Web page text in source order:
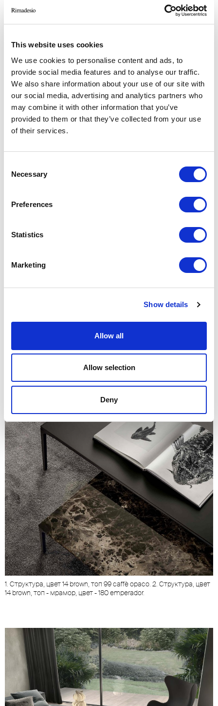
This website uses cookies
We use cookies to personalise content and ads, to
provide social media features and to analyse our traffic.
We also share information about your use of our site with
our social media, advertising and analytics partners who
may combine it with other information that you’ve
provided to them or that they’ve collected from your use
of their services.
Selection
Necessary
Preferences
Statistics
Marketing
Show details
Allow all
Allow selection
Deny
1. Структура, цвет 69 palladio, топ - мрамор, цвет - 28 calacatta. 2.
Структура, цвет 69 palladio, топ 15 noce.
1. Структура, цвет 69 palladio, топ - мрамор, цвет - 28 calacatta. 2.
Структура, цвет 69 palladio, топ 15 noce.
1. Структура, цвет 14 brown, топ 99 caffè opaco. 2. Структура, цвет
14 brown, топ - мрамор, цвет - 180 emperador.